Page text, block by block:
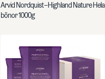
Arvid Nordquist – Highland Nature Hela
bönor 1000g